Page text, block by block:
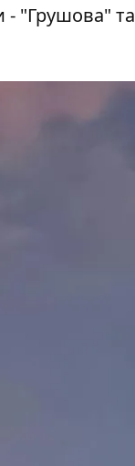
- "Грушова" та